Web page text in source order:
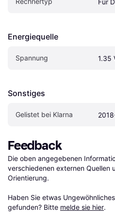
Energiequelle
Spannung 1.35
Sonstiges
Gelistet bei Klarna
Feedback
Die oben angegebenen
verschiedenen externen Quellen
Orientierung.
Haben Sie etwas
gefunden? Bitte melde sie hier.